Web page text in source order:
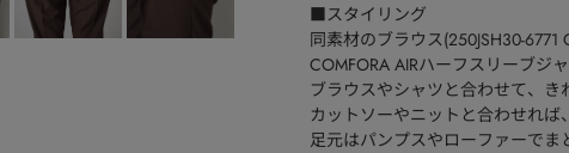
■スタイリング
同素材のブラウス(250JSH30-6771
COMFORA AIRハーフスリーブジ
ブラウスやシャツと合わせて、き
カットソーやニットと合わせれば
足元はパンプスやローファーでま